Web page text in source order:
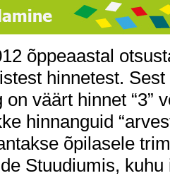
õppeaastal
hinnetest.
on väärt hinnet “3”
hinnanguid
õpilasele
Stuudiumis,